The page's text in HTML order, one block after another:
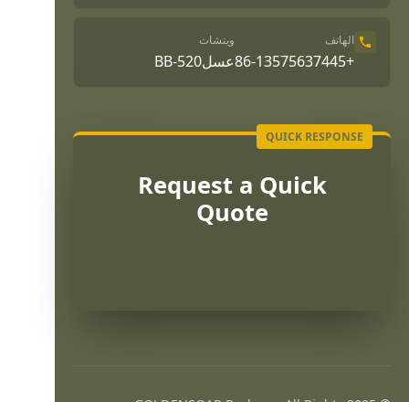
الهاتف
+86-13575637445
ويتشات
عسلBB-520
Request a Quick
Quote